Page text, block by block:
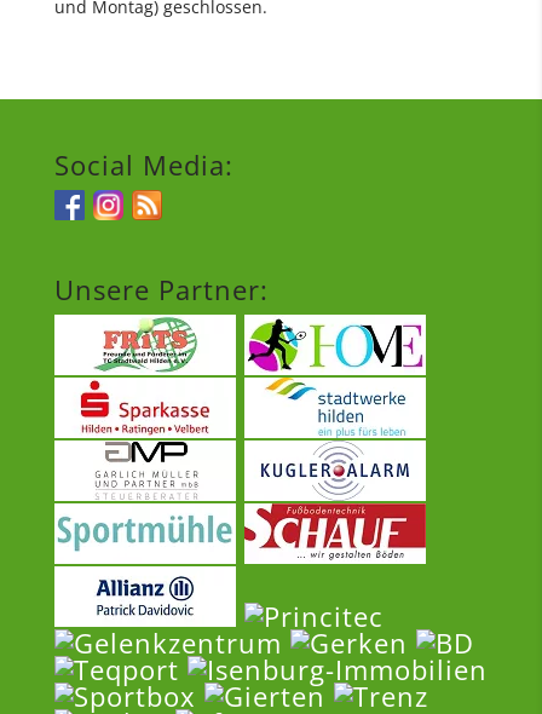
und Montag) geschlossen.
Social Media:
Unsere Partner: